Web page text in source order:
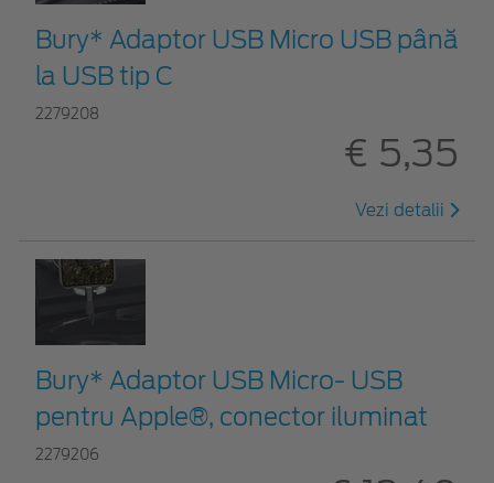
Bury* Adaptor USB Micro USB până
la USB tip C
2279208
€ 5,35
Vezi detalii
Bury* Adaptor USB Micro- USB
pentru Apple®, conector iluminat
2279206